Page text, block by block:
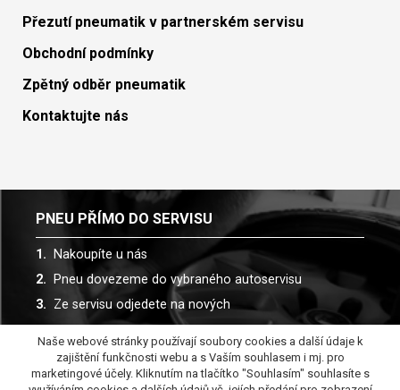
Přezutí pneumatik v partnerském servisu
Obchodní podmínky
Zpětný odběr pneumatik
Kontaktujte nás
PNEU PŘÍMO DO SERVISU
Nakoupíte u nás
Pneu dovezeme do vybraného autoservisu
Ze servisu odjedete na nových
Spolupracujeme s více než 30 autoservisy
Naše webové stránky používají soubory cookies a další údaje k
zajištění funkčnosti webu a s Vaším souhlasem i mj. pro
marketingové účely. Kliknutím na tlačítko "Souhlasím" souhlasíte s